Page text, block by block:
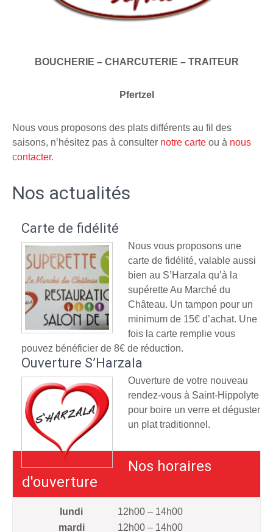
BOUCHERIE – CHARCUTERIE – TRAITEUR
Pfertzel
Nous vous proposons des plats différents au fil des
saisons, n’hésitez pas à consulter notre carte ou à nous
contacter.
Nos actualités
Carte de fidélité
Nous vous proposons une
carte de fidélité, valable aussi
bien au S’Harzala qu’à la
supérette Au Marché du
Château. Un tampon pour un
minimum de 15€ d’achat. Une
fois la carte remplie vous
pouvez bénéficier de 8€ de réduction.
Ouverture S’Harzala
Ouverture de votre nouveau
rendez-vous à Saint-Hippolyte
pour boire un verre et déguster
un plat traditionnel.
Nos horaires
d'ouverture
lundi
12h00 – 14h00
mardi
12h00 – 14h00